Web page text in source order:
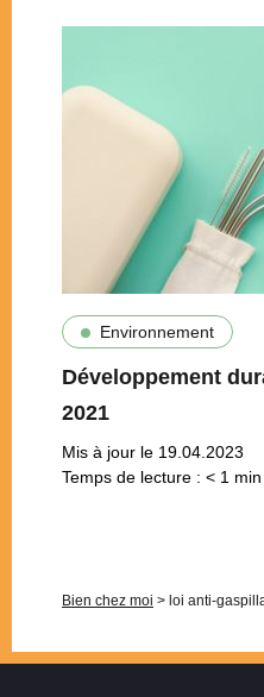
Environnement
Développement
2021
Mis à jour le 19.04.2023
Temps de lecture : < 1 min
Bien chez moi > loi anti-